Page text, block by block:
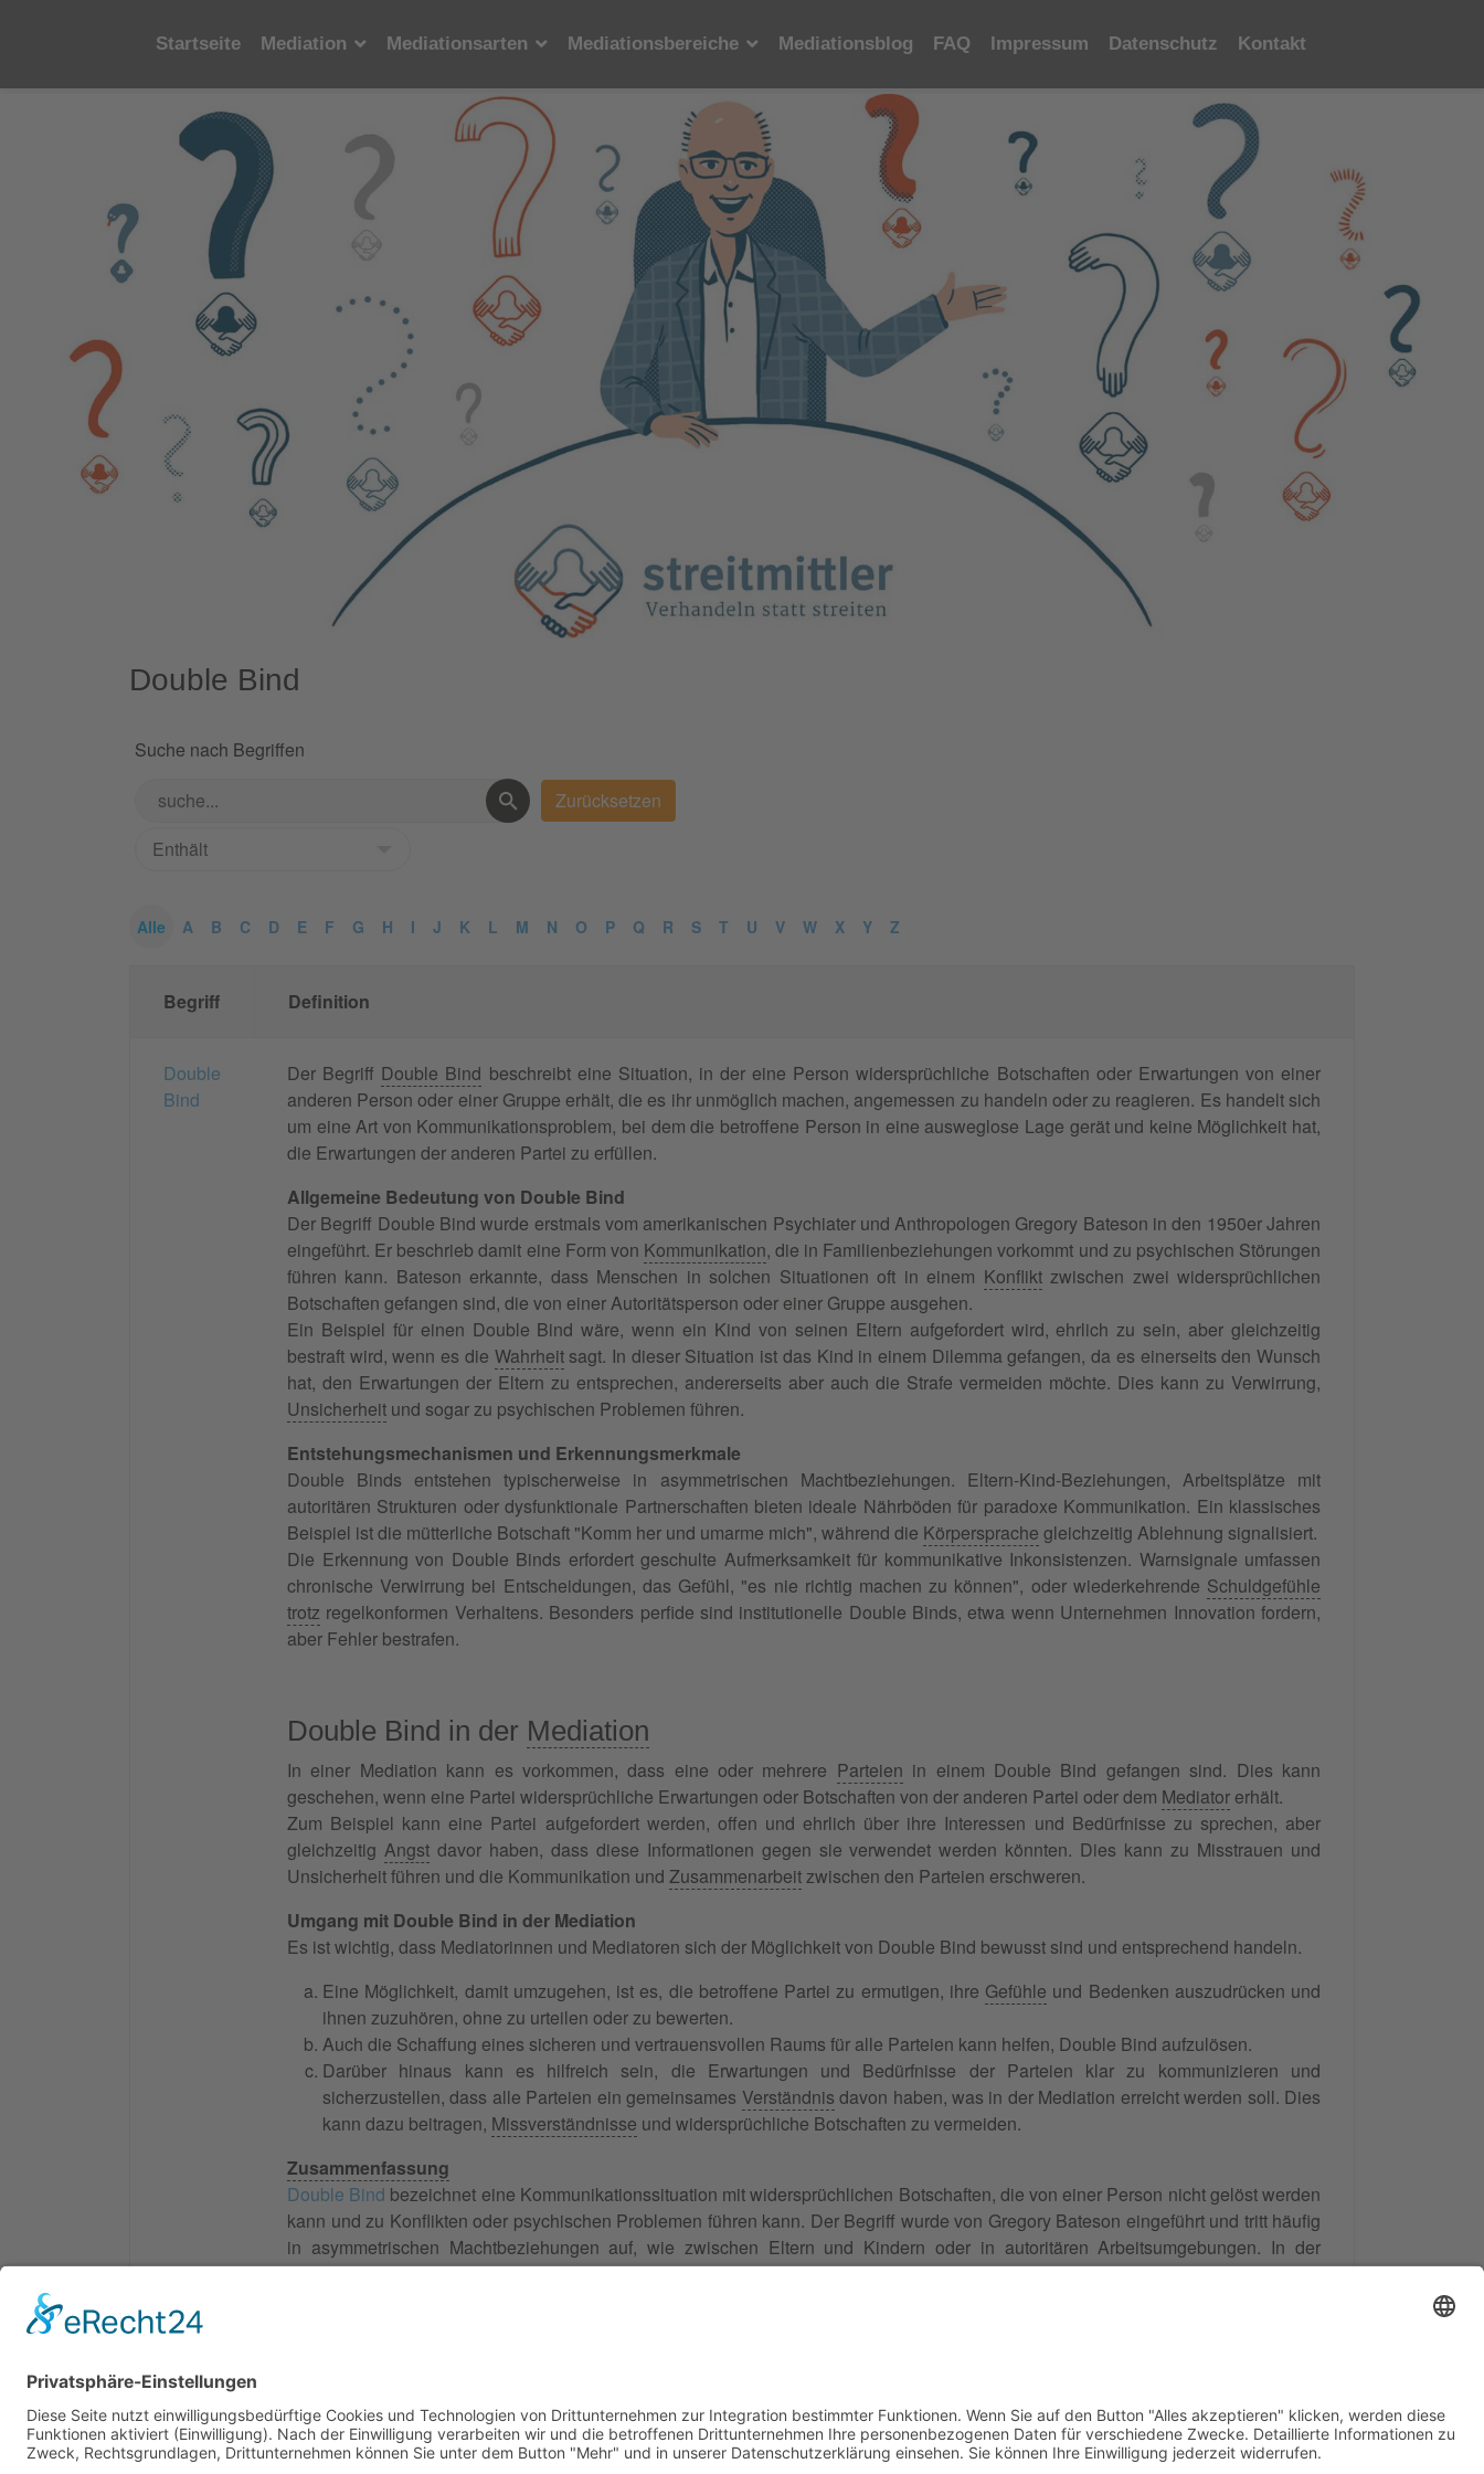
Startseite Mediation Mediationsarten Mediationsbereiche Mediationsblog FAQ Impressum Datenschutz Kontakt
Double Bind
Suche nach Begriffen
Alle A B C D E F G H I J K L M N O P Q R S T U V W X Y Z
Begriff Definition
Double
Bind
Der Begriff Double Bind beschreibt eine Situation, in der eine Person widersprüchliche Botschaften oder Erwartungen von einer
anderen Person oder einer Gruppe erhält, die es ihr unmöglich machen, angemessen zu handeln oder zu reagieren. Es handelt sich
um eine Art von Kommunikationsproblem, bei dem die betroffene Person in eine ausweglose Lage gerät und keine Möglichkeit hat,
die Erwartungen der anderen Partei zu erfüllen.
Allgemeine Bedeutung von Double Bind
Der Begriff Double Bind wurde erstmals vom amerikanischen Psychiater und Anthropologen Gregory Bateson in den 1950er Jahren
eingeführt. Er beschrieb damit eine Form von Kommunikation, die in Familienbeziehungen vorkommt und zu psychischen Störungen
führen kann. Bateson erkannte, dass Menschen in solchen Situationen oft in einem Konfliktzwischen zwei widersprüchlichen
Botschaften gefangen sind, die von einer Autoritätsperson oder einer Gruppe ausgehen.
Ein Beispiel für einen Double Bind wäre, wenn ein Kind von seinen Eltern aufgefordert wird, ehrlich zu sein, aber gleichzeitig
bestraft wird, wenn es die Wahrheitsagt. In dieser Situation ist das Kind in einem Dilemma gefangen, da es einerseits den Wunsch
hat, den Erwartungen der Eltern zu entsprechen, andererseits aber auch die Strafe vermeiden möchte. Dies kann zu Verwirrung,
Unsicherheit und sogar zu psychischen Problemen führen.
Entstehungsmechanismen und Erkennungsmerkmale
Double Binds entstehen typischerweise in asymmetrischen Machtbeziehungen. Eltern-Kind-Beziehungen, Arbeitsplätze mit
autoritären Strukturen oder dysfunktionale Partnerschaften bieten ideale Nährböden für paradoxe Kommunikation. Ein klassisches
Beispiel ist die mütterliche Botschaft "Komm her und umarme mich", während die Körpersprache gleichzeitig Ablehnung signalisiert.
Die Erkennung von Double Binds erfordert geschulte Aufmerksamkeit für kommunikative Inkonsistenzen. Warnsignale umfassen
chronische Verwirrung bei Entscheidungen, das Gefühl, "es nie richtig machen zu können", oder wiederkehrende Schuldgefühle
trotz regelkonformen Verhaltens. Besonders perfide sind institutionelle Double Binds, etwa wenn Unternehmen Innovation fordern,
aber Fehler bestrafen.
Double Bind in der Mediation
In einer Mediation kann es vorkommen, dass eine oder mehrere Parteien in einem Double Bind gefangen sind. Dies kann
geschehen, wenn eine Partei widersprüchliche Erwartungen oder Botschaften von der anderen Partei oder dem Mediator erhält.
Zum Beispiel kann eine Partei aufgefordert werden, offen und ehrlich über ihre Interessen und Bedürfnisse zu sprechen, aber
gleichzeitig Angstdavor haben, dass diese Informationen gegen sie verwendet werden könnten. Dies kann zu Misstrauen und
Unsicherheit führen und die Kommunikation und Zusammenarbeitzwischen den Parteien erschweren.
Umgang mit Double Bind in der Mediation
Es ist wichtig, dass Mediatorinnen und Mediatoren sich der Möglichkeit von Double Bind bewusst sind und entsprechend handeln.
Eine Möglichkeit, damit umzugehen, ist es, die betroffene Partei zu ermutigen, ihre Gefühle und Bedenken auszudrücken und
ihnen zuzuhören, ohne zu urteilen oder zu bewerten.
Auch die Schaffung eines sicheren und vertrauensvollen Raums für alle Parteien kann helfen, Double Bind aufzulösen.
Darüber hinaus kann es hilfreich sein, die Erwartungen und Bedürfnisse der Parteien klar zu kommunizieren und
sicherzustellen, dass alle Parteien ein gemeinsames Verständnis davon haben, was in der Mediation erreicht werden soll. Dies
kann dazu beitragen, Missverständnisse und widersprüchliche Botschaften zu vermeiden.
Zusammenfassung
Double Bind bezeichnet eine Kommunikationssituation mit widersprüchlichen Botschaften, die von einer Person nicht gelöst werden
kann und zu Konflikten oder psychischen Problemen führen kann. Der Begriff wurde von Gregory Bateson eingeführt und tritt häufig
in asymmetrischen Machtbeziehungen auf, wie zwischen Eltern und Kindern oder in autoritären Arbeitsumgebungen. In der
Mediation kann ein Double Bind Misstrauen und Unsicherheit verursachen. Mediatoren sollten daher auf Double Binds achten,
© 2026 Frank Hartung Ihr Mediator bei Konflikten in Familie, Erbschaft, Beruf, Wirtschaft und Schule
263Bewertungen auf